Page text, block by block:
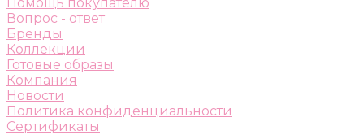
Вопрос - ответ
Бренды
Коллекции
Готовые образы
Компания
Новости
Политика конфиденциальности
Сертификаты